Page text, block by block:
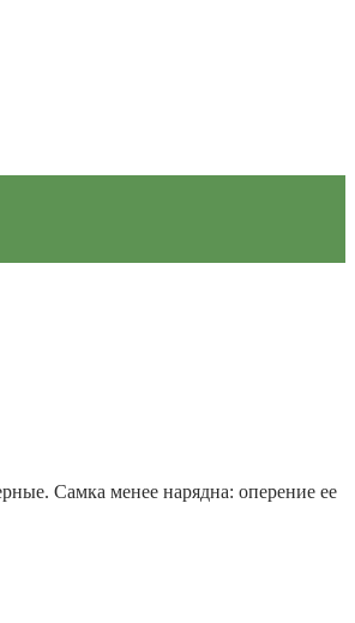
Самка менее нарядна: оперение ее